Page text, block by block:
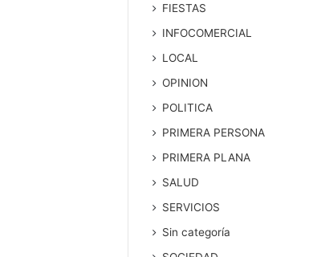
FIESTAS
INFOCOMERCIAL
LOCAL
OPINION
POLITICA
PRIMERA PERSONA
PRIMERA PLANA
SALUD
SERVICIOS
Sin categoría